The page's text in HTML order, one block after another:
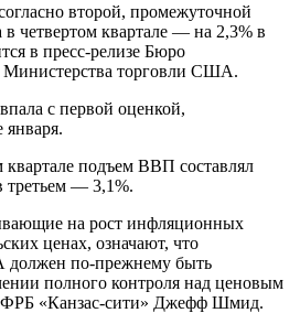
второй, промежуточной
четвертом квартале — на 2,3% в
в пресс-релизе Бюро
Министерства торговли США.
с первой оценкой,
января.
квартале подъем ВВП составлял
третьем — 3,1%.
на рост инфляционных
ценах, означают, что
по-прежнему быть
полного контроля над ценовым
ФРБ «Канзас-сити» Джефф Шмид.